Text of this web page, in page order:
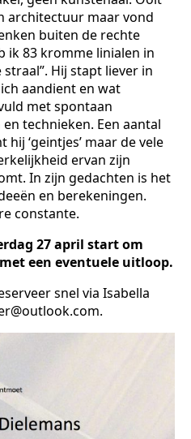
architectuur maar vond
buiten de rechte
ik 83 kromme linialen in
Hij stapt liever in
aandient en wat
met spontaan
technieken. Een aantal
‘geintjes’ maar de vele
ervan zijn
In zijn gedachten is het
en berekeningen.
constante.
27 april start om
een eventuele uitloop.
snel via Isabella